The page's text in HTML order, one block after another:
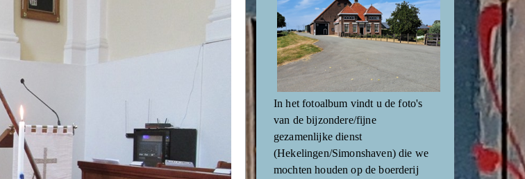
In het fotoalbum vindt u de foto's
van de bijzondere/fijne
gezamenlijke dienst
(Hekelingen/Simonshaven) die we
mochten houden op de boerderij